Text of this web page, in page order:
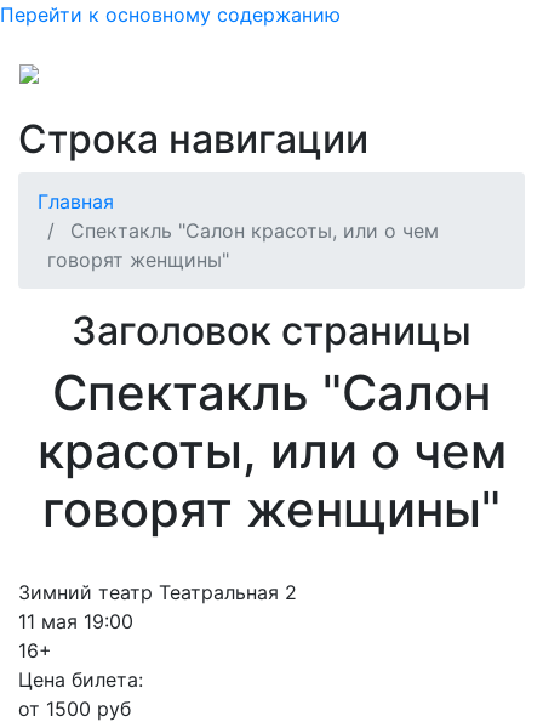
Перейти к основному содержанию
Строка навигации
Главная
Спектакль "Салон красоты, или о чем
говорят женщины"
Заголовок страницы
Спектакль "Салон
красоты, или о чем
говорят женщины"
Зимний театр Театральная 2
11 мая 19:00
16+
Цена билета:
от 1500 руб